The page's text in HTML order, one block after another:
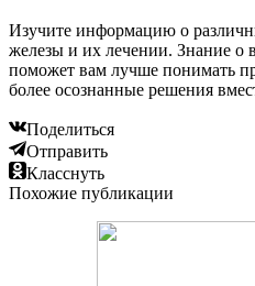
Изучите информацию о
железы и их лечении. Знание о
поможет вам лучше понимать
более осознанные решения
Поделиться
Отправить
Класснуть
Похожие публикации